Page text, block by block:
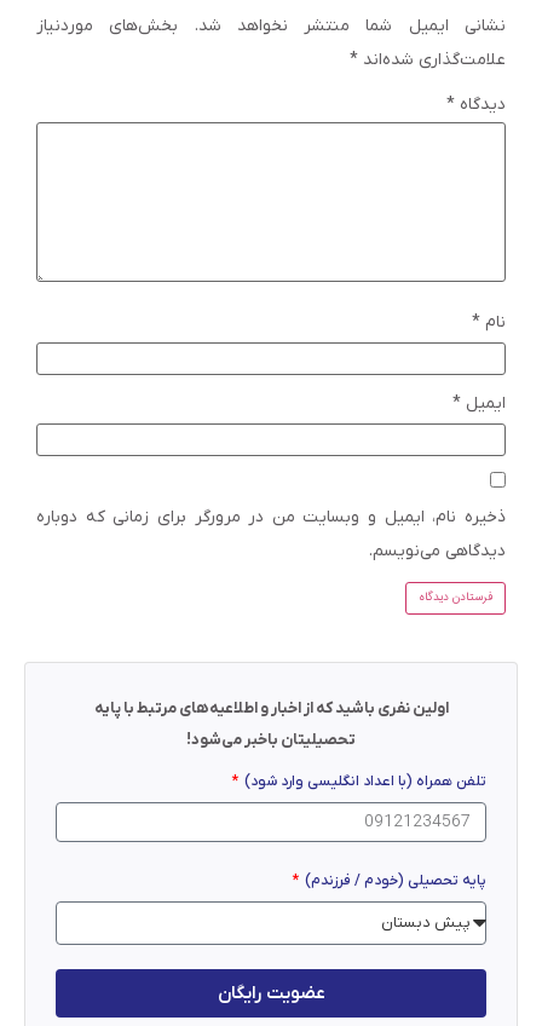
نشانی ایمیل شما منتشر نخواهد شد.
بخش‌های موردنیاز
علامت‌گذاری شده‌اند *
دیدگاه *
نام *
ایمیل *
ذخیره نام، ایمیل و وبسایت من در مرورگر برای زمانی که دوباره
دیدگاهی می‌نویسم.
اولین نفری باشید که از اخبار و اطلاعیه‌های مرتبط با پایه
تحصیلیتان باخبر می‌شود!
تلفن همراه (با اعداد انگلیسی وارد شود)
پایه تحصیلی (خودم / فرزندم)
عضویت رایگان